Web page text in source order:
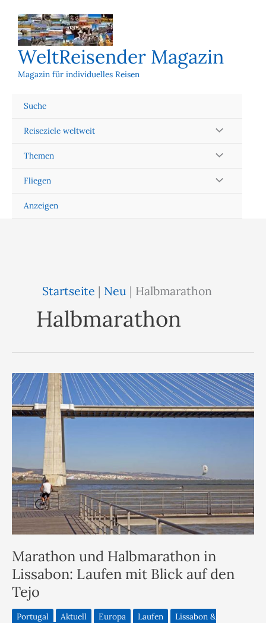
Inhalt
springen
WeltReisender Magazin
Magazin für individuelles Reisen
Suche
Reiseziele weltweit
Themen
Fliegen
Anzeigen
Startseite | Neu | Halbmarathon
Halbmarathon
Marathon und Halbmarathon in
Lissabon: Laufen mit Blick auf den
Tejo
Portugal Aktuell Europa Laufen
Lissabon &